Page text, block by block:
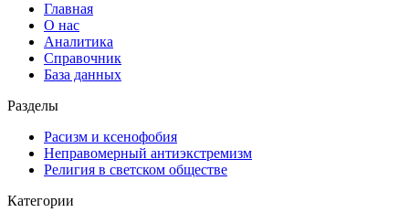
Главная
О нас
Аналитика
Справочник
База данных
Разделы
Расизм и ксенофобия
Неправомерный антиэкстремизм
Религия в светском обществе
Категории